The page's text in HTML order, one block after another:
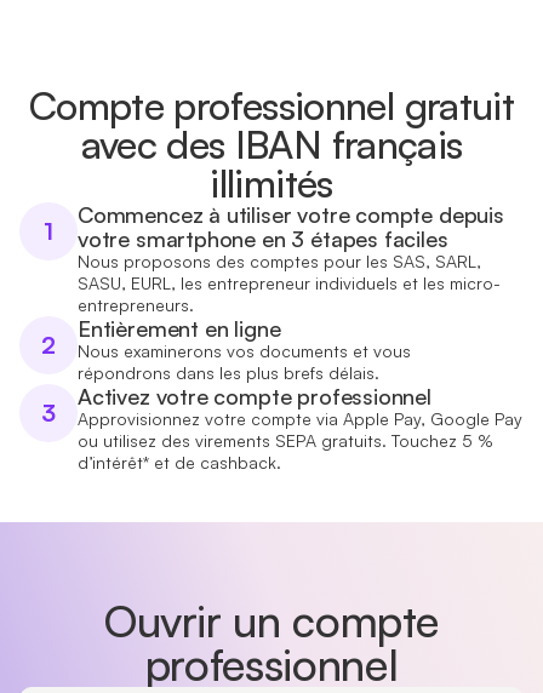
Compte professionnel gratuit
avec des IBAN français
illimités
1
Commencez à utiliser votre compte depuis
votre smartphone en 3 étapes faciles
Nous proposons des comptes pour les SAS, SARL,
SASU, EURL, les entrepreneur individuels et les micro-
entrepreneurs.
2
Entièrement en ligne
Nous examinerons vos documents et vous
répondrons dans les plus brefs délais.
3
Activez votre compte professionnel
Approvisionnez votre compte via Apple Pay, Google Pay
ou utilisez des virements SEPA gratuits. Touchez 5 %
d’intérêt* et de cashback.
Ouvrir un compte
professionnel